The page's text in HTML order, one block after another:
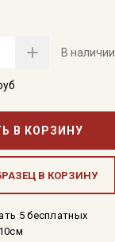
В наличии
В КОРЗИНУ
В КОРЗИНУ
5 бесплатных